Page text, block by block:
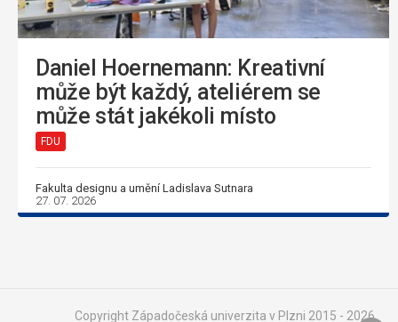
Daniel Hoernemann: Kreativní
může být každý, ateliérem se
může stát jakékoli místo
FDU
Fakulta designu a umění Ladislava Sutnara
27. 07. 2026
Copyright Západočeská univerzita v Plzni 2015 - 2026,